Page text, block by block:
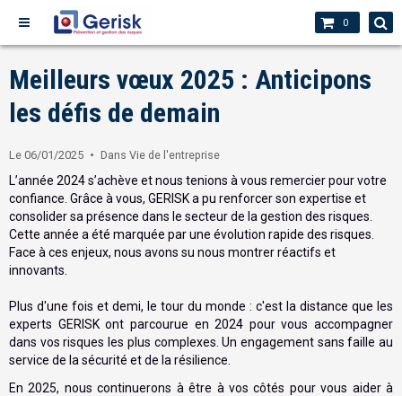
0
Meilleurs vœux 2025 : Anticipons
les défis de demain
Le 06/01/2025 Dans Vie de l'entreprise
L’année 2024 s’achève et nous tenions à vous remercier pour votre
confiance. Grâce à vous, GERISK a pu renforcer son expertise et
consolider sa présence dans le secteur de la gestion des risques.
Cette année a été marquée par une évolution rapide des risques.
Face à ces enjeux, nous avons su nous montrer réactifs et
innovants.
Plus d'une fois et demi, le tour du monde : c'est la distance que les
experts GERISK ont parcourue en 2024 pour vous accompagner
dans vos risques les plus complexes. Un engagement sans faille au
service de la sécurité et de la résilience.
En 2025, nous continuerons à être à vos côtés pour vous aider à